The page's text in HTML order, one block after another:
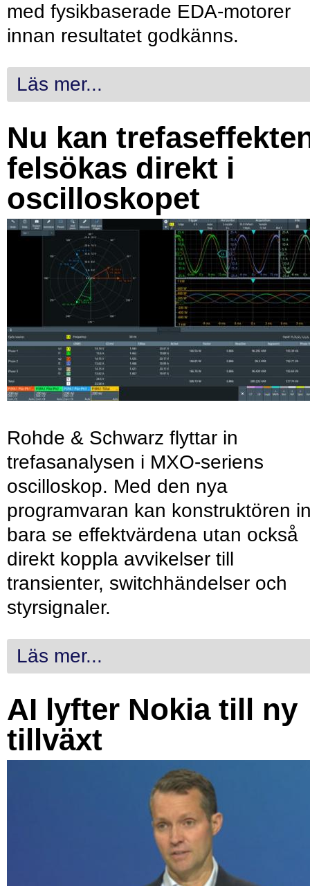
med fysikbaserade EDA-motorer
innan resultatet godkänns.
Läs mer...
Nu kan
felsökas direkt i
oscilloskopet
Rohde & Schwarz flyttar in
trefasanalysen i MXO-seriens
oscilloskop. Med den nya
programvaran kan konstruktören
bara se effektvärdena utan också
direkt koppla avvikelser till
transienter, switchhändelser och
styrsignaler.
Läs mer...
AI lyfter Nokia till ny
tillväxt